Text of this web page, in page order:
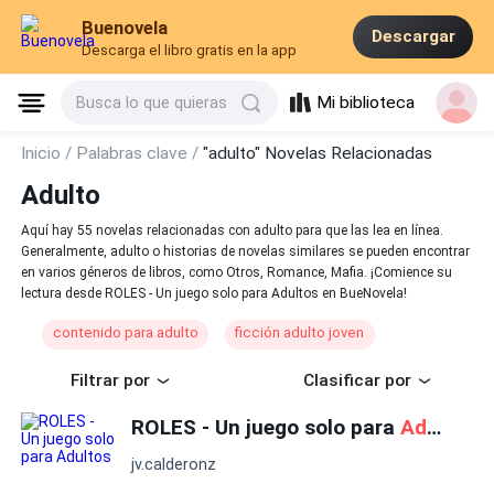
Buenovela
Descarga el libro gratis en la app
Descargar
Busca lo que quieras Mi biblioteca
Inicio / Palabras clave /"adulto" Novelas Relacionadas
Adulto
Aquí hay 55 novelas relacionadas con adulto para que las lea en línea.
Generalmente, adulto o historias de novelas similares se pueden encontrar
en varios géneros de libros, como Otros, Romance, Mafia. ¡Comience su
lectura desde ROLES - Un juego solo para Adultos en BueNovela!
contenido para adulto ficción adulto joven
Filtrar por Clasificar por
ROLES - Un juego solo paraAdulto
jv.calderonz